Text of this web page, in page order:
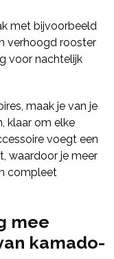
met bijvoorbeeld
verhoogd rooster
voor nachtelijk
maak je van je
klaar om elke
voegt een
waardoor je meer
compleet
mee
kamado-